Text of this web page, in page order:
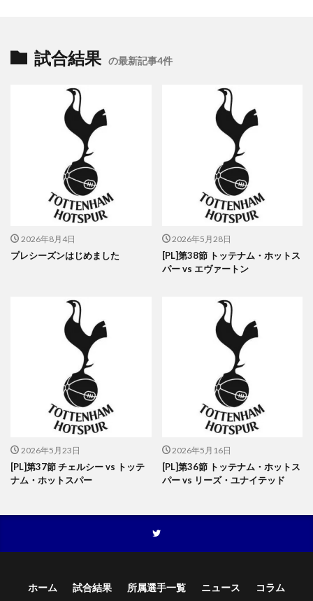
試合結果 の最新記事4件
2026年8月4日
プレシーズンはじめました
2026年5月28日
[PL]第38節 トッテナム・ホットス
パー vs エヴァートン
2026年5月23日
[PL]第37節 チェルシー vs トッテ
ナム・ホットスパー
2026年5月16日
[PL]第36節 トッテナム・ホットス
パー vs リーズ・ユナイテッド
ホーム 試合結果 所属選手一覧 ニュース コラム